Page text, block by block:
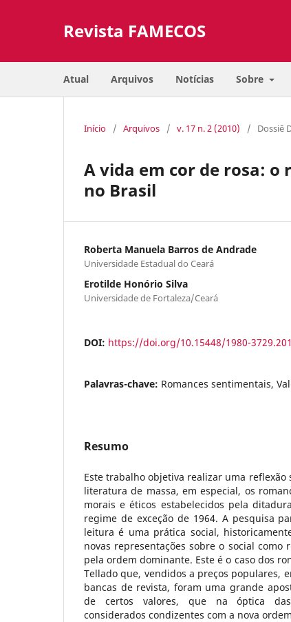
Revista FAMECOS
Atual Arquivos Notícias Sobre
Início / Arquivos / v. 17 n. 2 (2010) / Dossiê
A vida em cor de rosa:
no Brasil
Roberta Manuela Barros de Andrade
Universidade Estadual do Ceará
Erotilde Honório Silva
Universidade de Fortaleza/Ceará
DOI: https://doi.org/10.15448/1980-
Palavras-chave: Romances sentimentais,
Resumo
Este trabalho objetiva realizar uma reflexão
literatura de massa, em especial, os
morais e éticos estabelecidos pela
regime de exceção de 1964. A pesquisa
leitura é uma prática social,
novas representações sobre o social como
pela ordem dominante. Este é o caso dos
Tellado que, vendidos a preços populares,
bancas de revista, foram uma grande
de certos valores, que na óptica
considerados condizentes com a nova